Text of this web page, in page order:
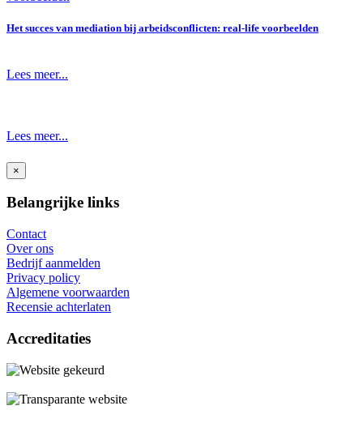
Het succes van mediation bij arbeidsconflicten: real-life voorbeelden
Lees meer...
Lees meer...
×
Belangrijke links
Contact
Over ons
Bedrijf aanmelden
Privacy policy
Algemene voorwaarden
Recensie achterlaten
Accreditaties